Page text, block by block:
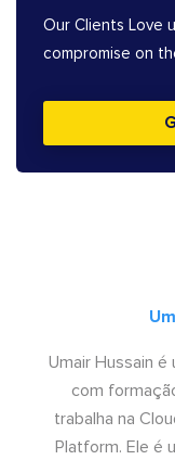
Our Clients Love
compromise on
Umair Hussain
com
trabalha na
Platform. Ele é